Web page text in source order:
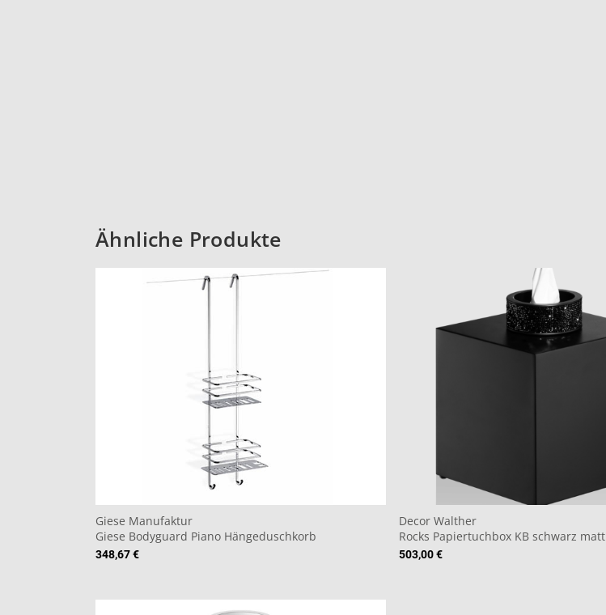
Ähnliche Produkte
Giese Manufaktur
Giese Bodyguard Piano Hängeduschkorb
348,67 €
Decor Walther
Rocks Papiertuchbox KB schwarz matt
503,00 €